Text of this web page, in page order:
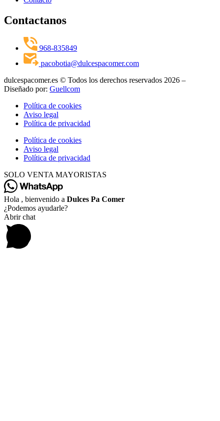
Contactanos
968-835849
pacobotia@dulcespacomer.com
dulcespacomer.es © Todos los derechos reservados 2026 –
Diseñado por: Guellcom
Política de cookies
Aviso legal
Política de privacidad
Política de cookies
Aviso legal
Política de privacidad
SOLO VENTA MAYORISTAS
Hola , bienvenido a Dulces Pa Comer
¿Podemos ayudarle?
Abrir chat